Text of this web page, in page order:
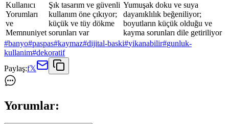
Kullanıcı
Yorumları
ve
Memnuniyet
Şık tasarım ve güvenli
kullanım öne çıkıyor;
küçük ve tüy dökme
sorunları var
Yumuşak doku ve suya
dayanıklılık beğeniliyor;
boyutların küçük olduğu ve
kayma sorunları dile getiriliyor
#banyo#paspas#kaymaz#dijital-baski#yikanabilir#gunluk-
kullanim#dekoratif
Paylaş:f𝕏
Yorumlar: